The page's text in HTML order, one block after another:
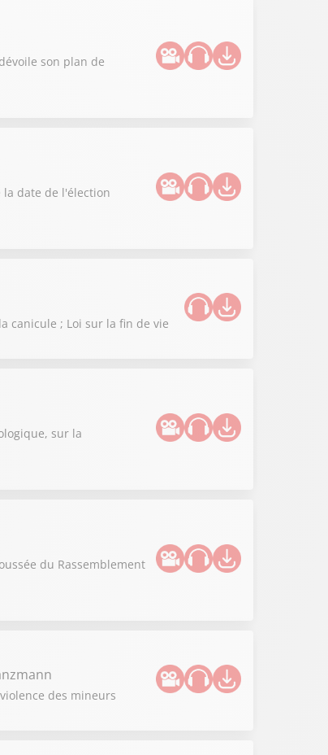
son plan de
date de l'élection
canicule ; Loi sur la fin de vie
sur la
du Rassemblement
des mineurs